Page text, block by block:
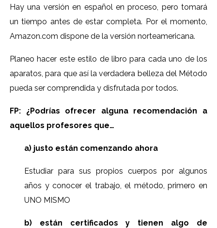
Hay una versión en español en proceso, pero tomará
un tiempo antes de estar completa. Por el momento,
Amazon.com dispone de la versión norteamericana.
Planeo hacer este estilo de libro para cada uno de los
aparatos, para que así la verdadera belleza del Método
pueda ser comprendida y disfrutada por todos.
FP: ¿Podrías ofrecer alguna recomendación a
aquellos profesores que…
a) justo están comenzando ahora
Estudiar para sus propios cuerpos por algunos
años y conocer el trabajo, el método, primero en
UNO MISMO
b) están certificados y tienen algo de